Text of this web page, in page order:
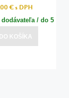
€s DPH
/ do 5
dní
dnes o 14:00
DO KOŠÍKA